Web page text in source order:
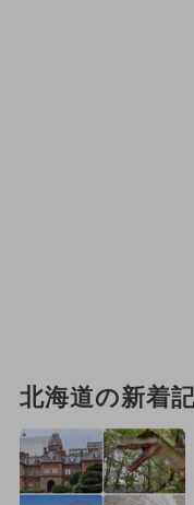
北海道の新着